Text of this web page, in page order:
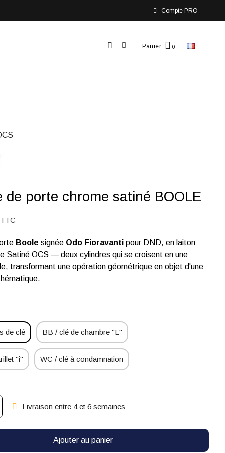
Compte PRO
Panier
de porte chrome satiné BOOLE
TTC
Boole signée Odo Fioravantipour DND, en laiton
Satiné OCS — deux cylindres qui se croisent en une
transformant une opération géométrique en objet d'une
de clé BB / clé de chambre "L"
"i" WC / clé à condamnation
Livraison entre 4 et 6 semaines
Ajouter au panier